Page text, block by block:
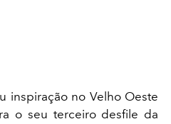
inspiração no Velho Oeste
o seu terceiro desfile da